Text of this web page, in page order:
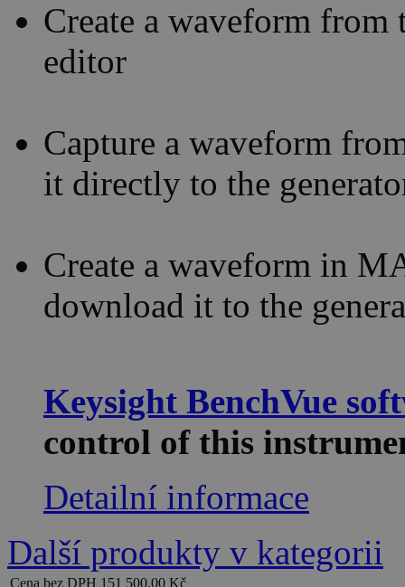
Create a waveform
editor
Capture a waveform
it directly to the
Create a waveform in
download it to the
Keysight BenchVue
control of this
Detailní informace
Další produkty v kategorii
Cena bez DPH 151 500,00 Kč